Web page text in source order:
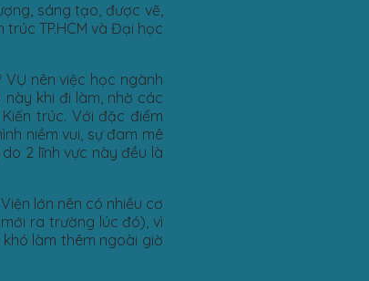
sáng tạo, được vẽ,
TP.HCM và Đại học
VỤ nên việc học ngành
khi đi làm, nhờ các
trúc. Với đặc điểm
niềm vui, sự đam mê
2 lĩnh vực này đều là
lớn nên có nhiều cơ
ra trường lúc đó), vì
làm thêm ngoài giờ